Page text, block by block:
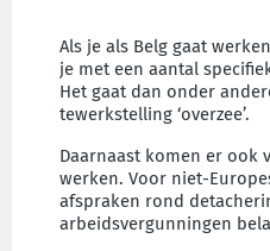
Als je als Belg gaat
je met een aantal
Het gaat dan onder
tewerkstelling ‘overzee’.
Daarnaast komen er ook
werken. Voor niet-
afspraken rond
arbeidsvergunningen